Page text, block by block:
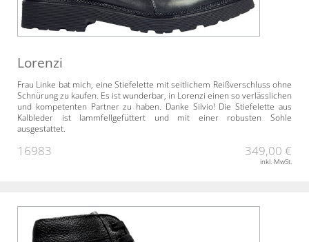
Lorenzi
Frau Linke bat mich, eine Stiefelette mit seitlichem Reißverschluss ohne
Schnürung zu kaufen. Es ist wunderbar, in Lorenzi einen so verlässlichen
und kompetenten Partner zu haben. Danke Silvio! Die Stiefelette aus
Kalbleder ist lammfellgefüttert und mit einer robusten Sohle
ausgestattet.
16983 349,00 €
inkl. MwSt.